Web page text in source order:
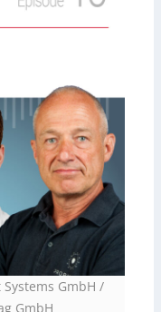
GmbH /
GmbH